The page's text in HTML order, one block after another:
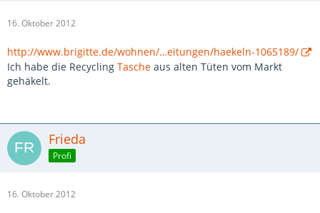
16. Oktober 2012
http://www.brigitte.de/wohnen/…eitungen/haekeln-1065189/
Ich habe die Recycling Tasche aus alten Tüten vom Markt
gehäkelt.
Frieda
Profi
16. Oktober 2012